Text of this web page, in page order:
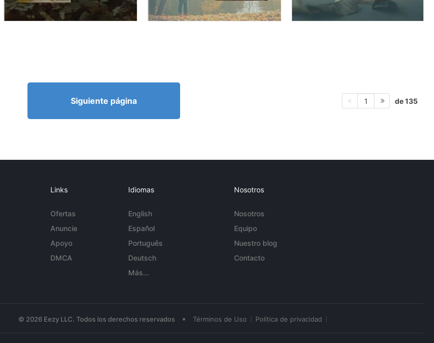
Siguiente página 1 de 135
Links
Ofertas
Anuncie
Apoyo
DMCA
Idiomas
English
Español
Português
Deutsch
Más...
Nosotros
Nosotros
Equipo
Nuestro blog
Contacto
© 2026 Eezy LLC. Todos los derechos reservados • Términos de Uso Política de privacidad